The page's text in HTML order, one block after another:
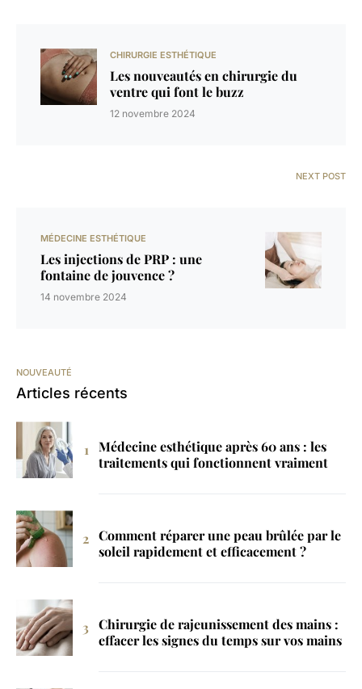
CHIRURGIE ESTHÉTIQUE
Les nouveautés en chirurgie du
ventre qui font le buzz
12 novembre 2024
NEXT POST
MÉDECINE ESTHÉTIQUE
Les injections de PRP : une
fontaine de jouvence ?
14 novembre 2024
NOUVEAUTÉ
Articles récents
Médecine esthétique après 60 ans : les
traitements qui fonctionnent vraiment
Comment réparer une peau brûlée par le
soleil rapidement et efficacement ?
Chirurgie de rajeunissement des mains :
effacer les signes du temps sur vos mains